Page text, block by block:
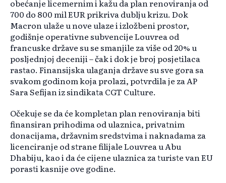
obećanje licemernim i kažu da plan renoviranja od
700 do 800 mil EUR prikriva dublju krizu. Dok
Macron ulaže u nove ulaze i izložbeni prostor,
godišnje operativne subvencije Louvrea od
francuske države su se smanjile za više od 20% u
posljednjoj deceniji – čak i dok je broj posjetilaca
rastao. Finansijska ulaganja države su sve gora sa
svakom godinom koja prolazi, potvrdila je za AP
Sara Sefijan iz sindikata CGT Culture.
Očekuje se da će kompletan plan renoviranja biti
finansiran prihodima od ulaznica, privatnim
donacijama, državnim sredstvima i naknadama za
licenciranje od strane filijale Louvrea u Abu
Dhabiju, kao i da će cijene ulaznica za turiste van EU
porasti kasnije ove godine.